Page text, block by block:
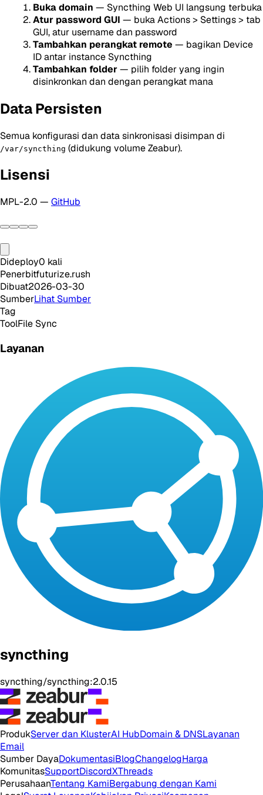
Buka domain — Syncthing Web UI langsung terbuka
Atur password GUI — buka Actions > Settings > tab
GUI, atur username dan password
Tambahkan perangkat remote — bagikan Device
ID antar instance Syncthing
Tambahkan folder— pilih folder yang ingin
disinkronkan dan dengan perangkat mana
Data Persisten
Semua konfigurasi dan data sinkronisasi disimpan di
/var/syncthing (didukung volume Zeabur).
Lisensi
MPL-2.0 — GitHub
Dideploy0 kali
Penerbitfuturize.rush
Dibuat2026-03-30
SumberLihat Sumber
Tag
ToolFile Sync
Layanan
syncthing
syncthing/syncthing:2.0.15
ProdukServer dan KlusterAI HubDomain & DNSLayanan
Email
Sumber DayaDokumentasiBlogChangelogHarga
KomunitasSupportDiscordXThreads
PerusahaanTentang KamiBergabung dengan Kami